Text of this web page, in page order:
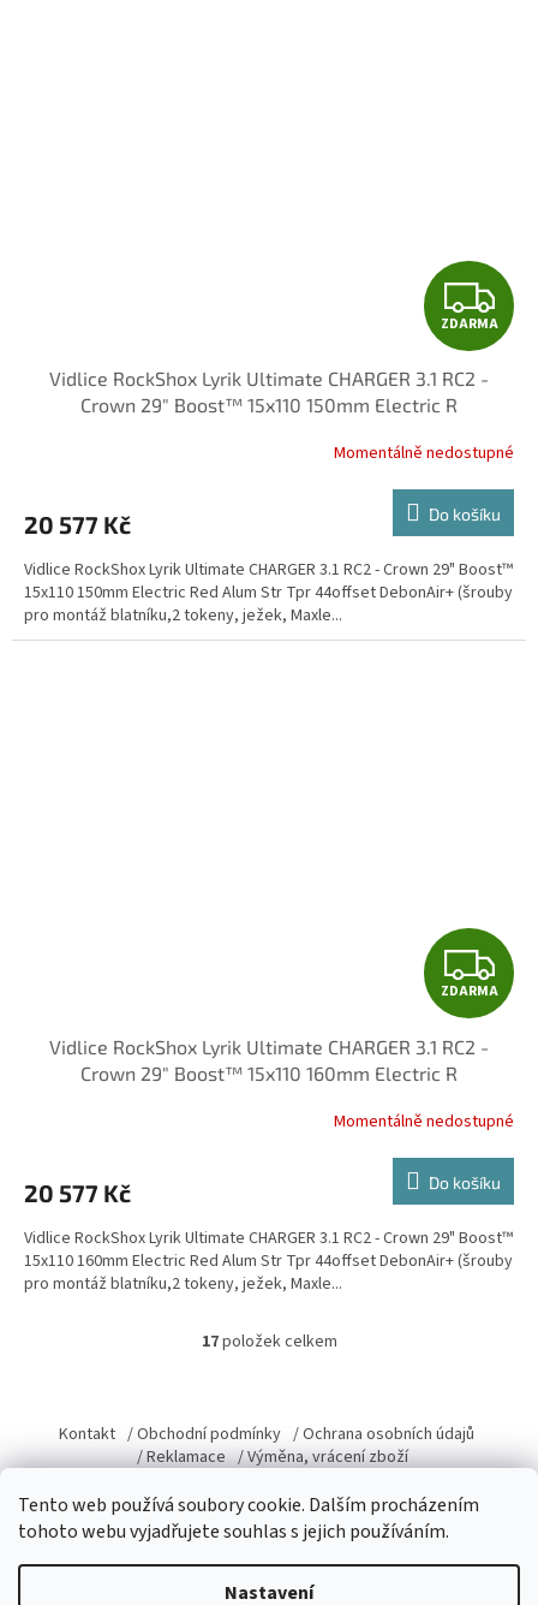
Tento web používá soubory cookie. Dalším procházením
tohoto webu vyjadřujete souhlas s jejich používáním.
Nastavení
Z
D
R
M
A
ZDARMA
Vidlice RockShox Lyrik Ultimate CHARGER 3.1 RC2 -
Crown 29" Boost™ 15x110 150mm Electric R
Momentálně nedostupné
20 577 Kč Do košíku
Vidlice RockShox Lyrik Ultimate CHARGER 3.1 RC2 - Crown 29" Boost™
15x110 150mm Electric Red Alum Str Tpr 44offset DebonAir+ (šrouby
pro montáž blatníku,2 tokeny, ježek, Maxle...
Z
D
R
M
A
ZDARMA
Vidlice RockShox Lyrik Ultimate CHARGER 3.1 RC2 -
Crown 29" Boost™ 15x110 160mm Electric R
Momentálně nedostupné
20 577 Kč Do košíku
Vidlice RockShox Lyrik Ultimate CHARGER 3.1 RC2 - Crown 29" Boost™
15x110 160mm Electric Red Alum Str Tpr 44offset DebonAir+ (šrouby
pro montáž blatníku,2 tokeny, ježek, Maxle...
O
d
a
í
p
17položek celkem
a
Kontakt / Obchodní podmínky / Ochrana osobních údajů
/ Reklamace / Výměna, vrácení zboží